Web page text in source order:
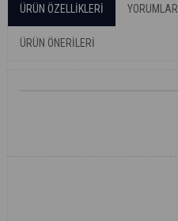
ÜRÜN ÖZELLIKLERI YORUMLAR
ÜRÜN ÖNERILERI